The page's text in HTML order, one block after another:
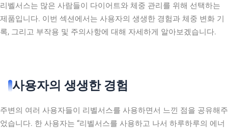
리벨서스는 많은 사람들이 다이어트와 체중 관리를 위해 선택하는
제품입니다. 이번 섹션에서는 사용자의 생생한 경험과 체중 변화 기
록, 그리고 부작용 및 주의사항에 대해 자세하게 알아보겠습니다.
사용자의 생생한 경험
주변의 여러 사용자들이 리벨서스를 사용하면서 느낀 점을 공유해주
었습니다. 한 사용자는 “리벨서스를 사용하고 나서 하루하루의 에너